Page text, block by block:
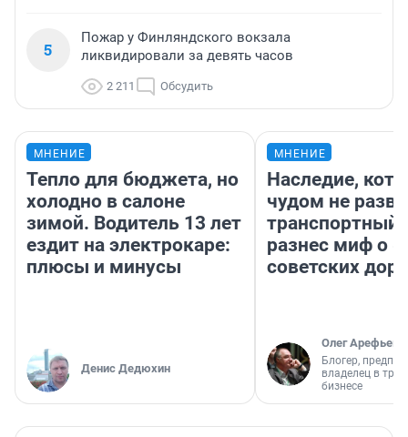
5
Пожар у Финляндского вокзала
ликвидировали за девять часов
2 211 Обсудить
МНЕНИЕ
Тепло для бюджета, но
холодно в салоне
зимой. Водитель 13 лет
ездит на электрокаре:
плюсы и минусы
Денис Дедюхин
МНЕНИЕ
Наследие,
чудом не
транспортный
разнес миф о
советских
Олег Арефьев
Блогер,
владелец в
бизнесе